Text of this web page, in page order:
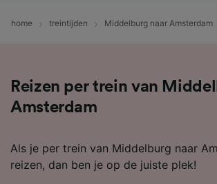
home treintijden Middelburg naar Amsterdam
Reizen per trein van
Amsterdam
Als je per trein van Middelburg naar
reizen, dan ben je op de juiste plek!